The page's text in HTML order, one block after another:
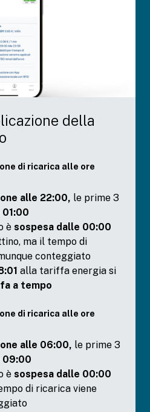
della
di ricarica alle ore
alle 22:00, le prime 3
è sospesa dalle 00:00
ma il tempo di
conteggiato
alla tariffa energia si
a tempo
di ricarica alle ore
alle 06:00, le prime 3
09:00
è sospesa dalle 00:00
di ricarica viene